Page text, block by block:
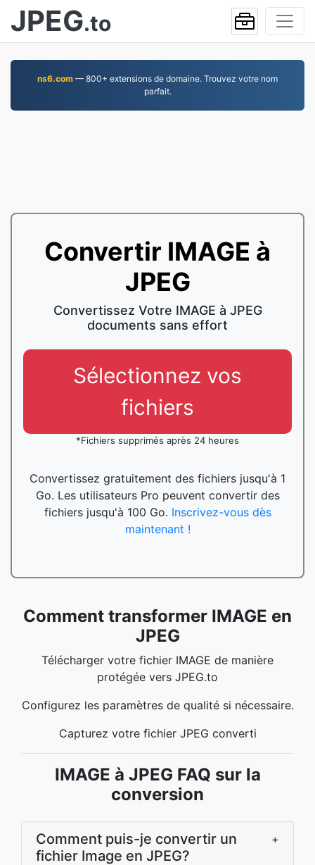
JPEG.to
ns6.com — 800+ extensions de domaine. Trouvez votre nom
parfait.
Convertir IMAGE à
JPEG
Convertissez Votre IMAGE à JPEG
documents sans effort
Sélectionnez vos
fichiers
*Fichiers supprimés après 24 heures
Convertissez gratuitement des fichiers jusqu'à 1
Go. Les utilisateurs Pro peuvent convertir des
fichiers jusqu'à 100 Go. Inscrivez-vous dès
maintenant !
Comment transformer IMAGE en
JPEG
Télécharger votre fichier IMAGE de manière
protégée vers JPEG.to
Configurez les paramètres de qualité si nécessaire.
Capturez votre fichier JPEG converti
IMAGE à JPEG FAQ sur la
conversion
Comment puis-je convertir un
fichier Image en JPEG?
+